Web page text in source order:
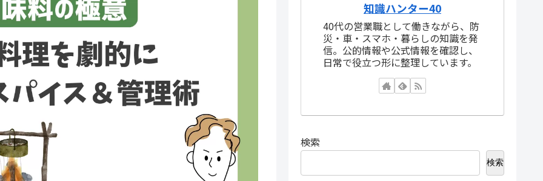
知識ハンター40
40代の営業職として働きながら、防
災・車・スマホ・暮らしの知識を発
信。公的情報や公式情報を確認し、
日常で役立つ形に整理しています。
検索
検索